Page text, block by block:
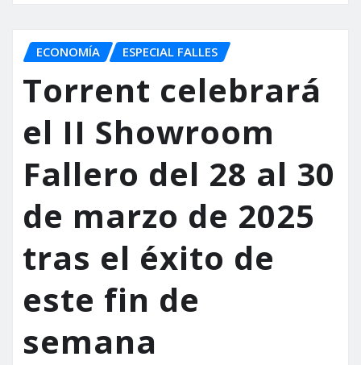
ECONOMÍA ESPECIAL FALLES
Torrent celebrará
el II Showroom
Fallero del 28 al 30
de marzo de 2025
tras el éxito de
este fin de
semana